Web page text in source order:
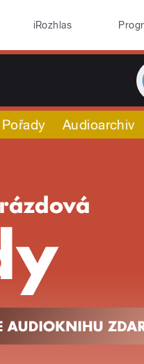
iRozhlas
Pořady Audioarchiv